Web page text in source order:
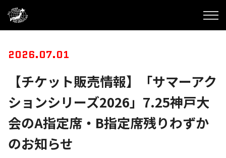
2026.07.01
【チケット販売情報】「サマーアク
ションシリーズ2026」7.25神戸大
会のA指定席・B指定席残りわずか
のお知らせ